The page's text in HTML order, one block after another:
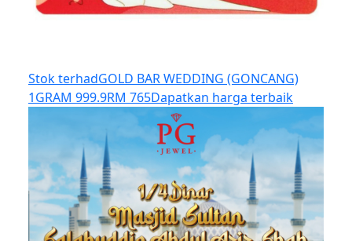
Stok terhadGOLD BAR WEDDING (GONCANG)
1GRAM 999.9RM 765Dapatkan harga terbaik